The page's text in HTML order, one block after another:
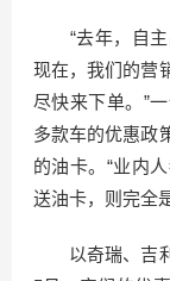
“去年，自主
现在，我们的营
尽快来下单。”
多款车的优惠政
的油卡。“业内
送油卡，则完全
以奇瑞、吉利